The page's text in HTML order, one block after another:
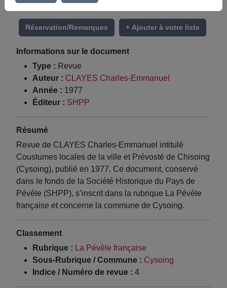
Réservation/Remarques + Ajouter à votre liste
Informations sur le document
Type : Revue
Auteur : CLAYES Charles-Emmanuel
Année : 1977
Éditeur : SHPP
Résumé
Revue de CLAYES Charles-Emmanuel intitulé
Coustumes locales de la ville et Prévosté de Chisoing
(Cysoing), publié en 1977. Ce document, conservé
dans le fonds de la Société Historique du Pays de
Pévèle (SHPP), s’inscrit dans la rubrique La Pévèle
française et concerne la commune de Cysoing.
Classement
Rubrique : La Pévèle française
Sous-Rubrique / Commune : Cysoing
Indice / Numéro de revue : 4